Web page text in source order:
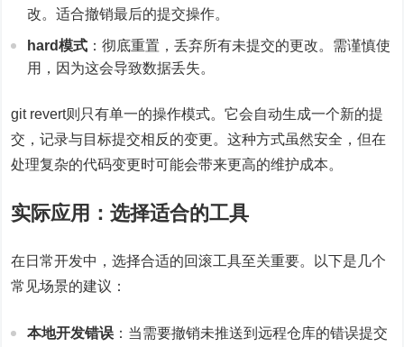
改。适合撤销最后的提交操作。
hard模式 ：彻底重置，丢弃所有未提交的更改。需谨慎使
用，因为这会导致数据丢失。
git revert则只有单一的操作模式。它会自动生成一个新的提
交，记录与目标提交相反的变更。这种方式虽然安全，但在
处理复杂的代码变更时可能会带来更高的维护成本。
实际应用：选择适合的工具
在日常开发中，选择合适的回滚工具至关重要。以下是几个
常见场景的建议：
本地开发错误 ：当需要撤销未推送到远程仓库的错误提交